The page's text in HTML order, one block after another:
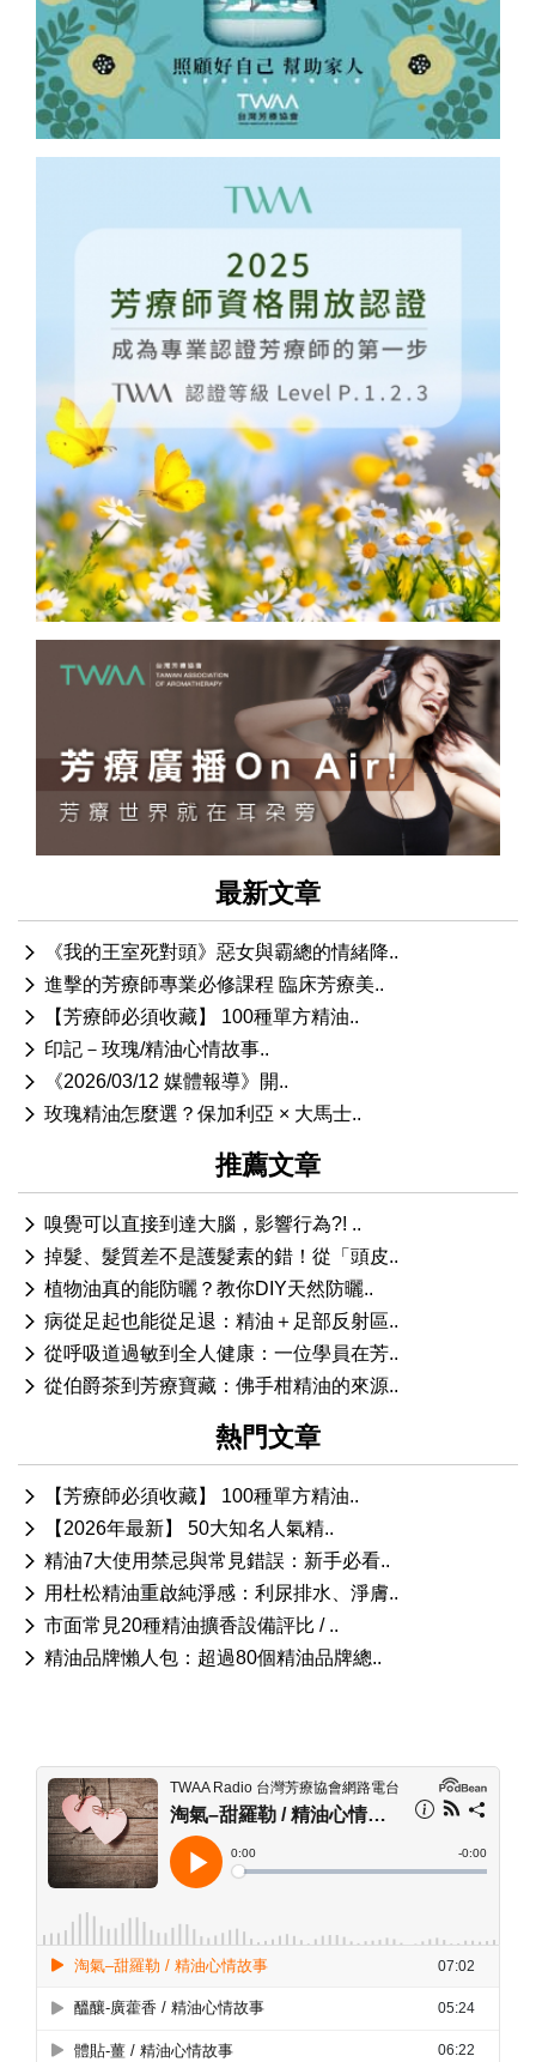
最新文章
《我的王室死對頭》惡女與霸總的情緒降..
進擊的芳療師專業必修課程 臨床芳療美..
【芳療師必須收藏】 100種單方精油..
印記－玫瑰/精油心情故事..
《2026/03/12 媒體報導》開..
玫瑰精油怎麼選？保加利亞 × 大馬士..
推薦文章
嗅覺可以直接到達大腦，影響行為?! ..
掉髮、髮質差不是護髮素的錯！從「頭皮..
植物油真的能防曬？教你DIY天然防曬..
病從足起也能從足退：精油＋足部反射區..
從呼吸道過敏到全人健康：一位學員在芳..
從伯爵茶到芳療寶藏：佛手柑精油的來源..
熱門文章
【芳療師必須收藏】 100種單方精油..
【2026年最新】 50大知名人氣精..
精油7大使用禁忌與常見錯誤：新手必看..
用杜松精油重啟純淨感：利尿排水、淨膚..
市面常見20種精油擴香設備評比 / ..
精油品牌懶人包：超過80個精油品牌總..